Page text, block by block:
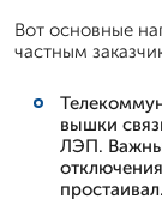
Вот основные
частным
вышки
ЛЭП.
простаивал.